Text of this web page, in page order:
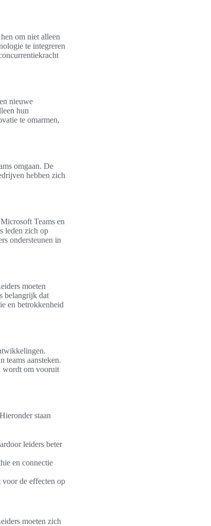
om niet alleen
te integreren
nieuwe
hun
te omarmen,
omgaan. De
hebben zich
Teams en
leden zich op
ondersteunen in
moeten
belangrijk dat
en betrokkenheid
teams aansteken.
wordt om vooruit
staan
leiders beter
en connectie
voor de effecten op
moeten zich